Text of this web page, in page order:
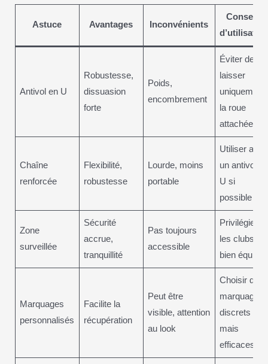
Astuce Avantages Inconvénients
Conseils
Antivol en U
Robustesse,
dissuasion
forte
Poids,
encombrement
Éviter de
laisser
uniquement
la roue
attachée
Chaîne
renforcée
Flexibilité,
robustesse
Lourde, moins
portable
Utiliser avec
un antivol en
U si
possible
Zone
surveillée
Sécurité
accrue,
tranquillité
Pas toujours
accessible
Privilégier
les clubs
bien équipés
Marquages
personnalisés
Facilite la
récupération
Peut être
visible, attention
au look
Choisir des
marquages
discrets
mais
efficaces